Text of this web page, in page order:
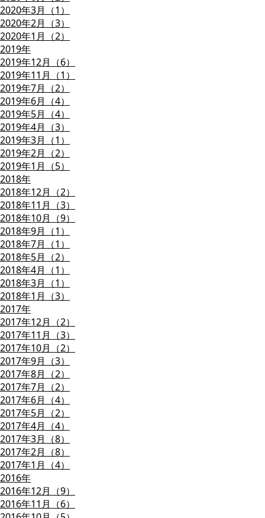
2020年3月（1）
2020年2月（3）
2020年1月（2）
2019年
2019年12月（6）
2019年11月（1）
2019年7月（2）
2019年6月（4）
2019年5月（4）
2019年4月（3）
2019年3月（1）
2019年2月（2）
2019年1月（5）
2018年
2018年12月（2）
2018年11月（3）
2018年10月（9）
2018年9月（1）
2018年7月（1）
2018年5月（2）
2018年4月（1）
2018年3月（1）
2018年1月（3）
2017年
2017年12月（2）
2017年11月（3）
2017年10月（2）
2017年9月（3）
2017年8月（2）
2017年7月（2）
2017年6月（4）
2017年5月（2）
2017年4月（4）
2017年3月（8）
2017年2月（8）
2017年1月（4）
2016年
2016年12月（9）
2016年11月（6）